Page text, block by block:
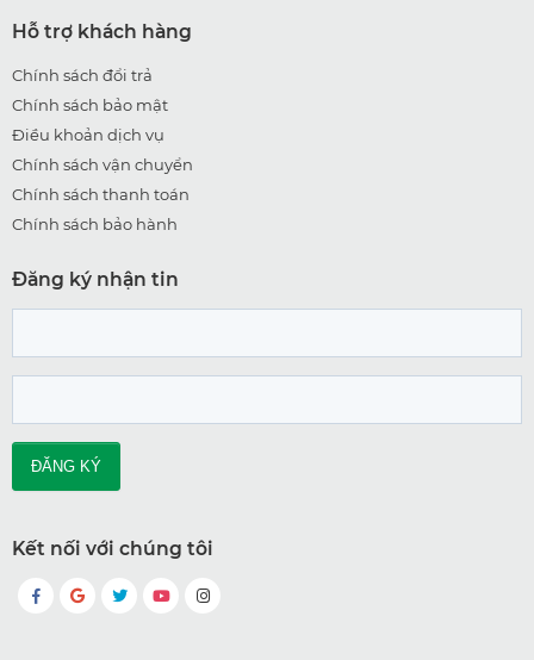
Hỗ trợ khách hàng
Chính sách đổi trả
Chính sách bảo mật
Điều khoản dịch vụ
Chính sách vận chuyển
Chính sách thanh toán
Chính sách bảo hành
Đăng ký nhận tin
Kết nối với chúng tôi